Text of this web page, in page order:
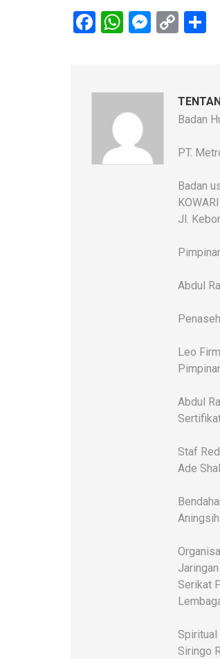
Facebook
WhatsApp
Copy
Badan
PT.
Badan
Jl.
Abdul
Leo
Abdul
Staf
Ade
Aningsih
Serikat
Spiritual
Siringo